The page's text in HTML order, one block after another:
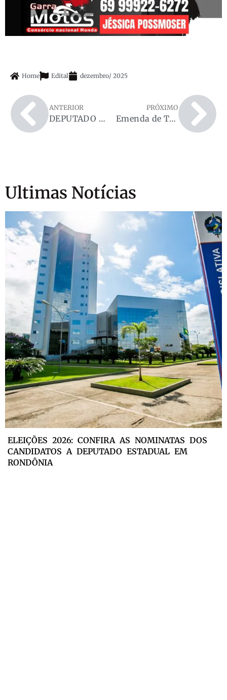
Home Edital dezembro/ 2025
ANTERIOR
DEPUTADO RAFAEL FERA DENUNCIA COLAPSO NA SAÚDE APÓS FISCALIZAÇÃO NO HOSPITAL JOÃO PAULO II
PRÓXIMO
Emenda de Thiago Flores fortalece Conselhos Tutelares em Rondônia
Ultimas Notícias
ELEIÇÕES 2026: CONFIRA AS NOMINATAS DOS
CANDIDATOS A DEPUTADO ESTADUAL EM
RONDÔNIA